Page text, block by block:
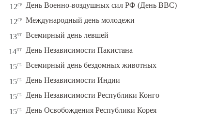
12ср День Военно-воздушных сил РФ (День ВВС)
12ср Международный день молодежи
13чт Всемирный день левшей
14пт День Независимости Пакистана
15сб Всемирный день бездомных животных
15сб День Независимости Индии
15сб День Независимости Республики Конго
15сб День Освобождения Республики Корея